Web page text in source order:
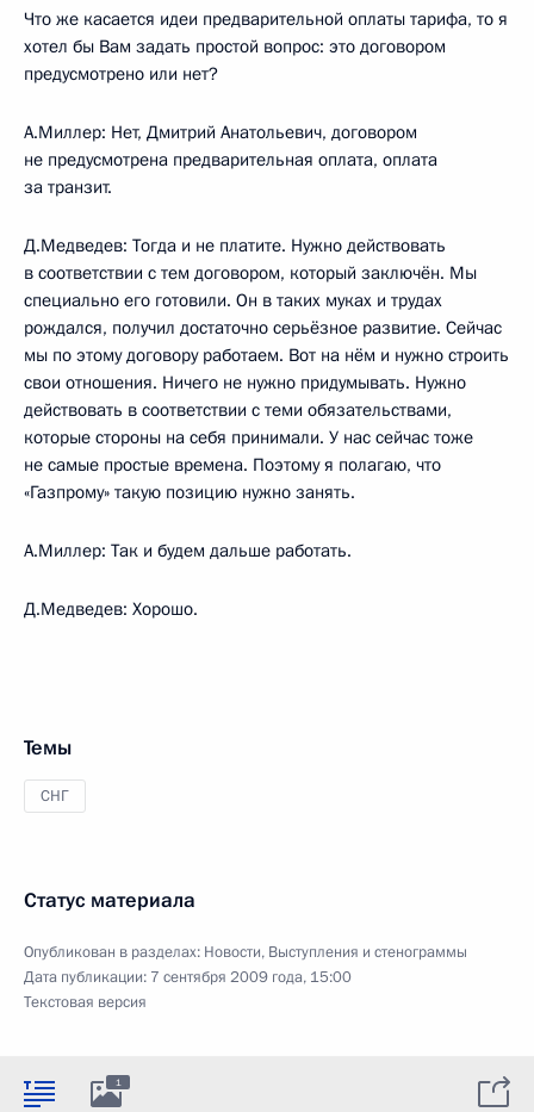
Что же касается идеи предварительной оплаты тарифа, то я
хотел бы Вам задать простой вопрос: это договором
предусмотрено или нет?
А.Миллер: Нет, Дмитрий Анатольевич, договором
не предусмотрена предварительная оплата, оплата
за транзит.
Д.Медведев: Тогда и не платите. Нужно действовать
в соответствии с тем договором, который заключён. Мы
специально его готовили. Он в таких муках и трудах
рождался, получил достаточно серьёзное развитие. Сейчас
мы по этому договору работаем. Вот на нём и нужно строить
свои отношения. Ничего не нужно придумывать. Нужно
действовать в соответствии с теми обязательствами,
которые стороны на себя принимали. У нас сейчас тоже
не самые простые времена. Поэтому я полагаю, что
«Газпрому» такую позицию нужно занять.
А.Миллер: Так и будем дальше работать.
Д.Медведев: Хорошо.
Темы
СНГ
Статус материала
Опубликован в разделах: Новости, Выступления и стенограммы
Дата публикации: 7 сентября 2009 года, 15:00
Текстовая версия
1